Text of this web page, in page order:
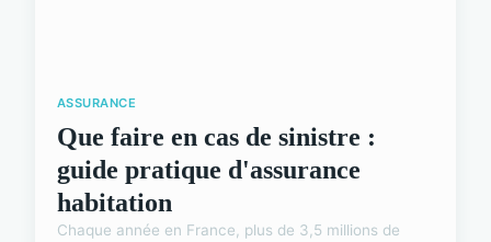
ASSURANCE
Que faire en cas de sinistre :
guide pratique d'assurance
habitation
Chaque année en France, plus de 3,5 millions de